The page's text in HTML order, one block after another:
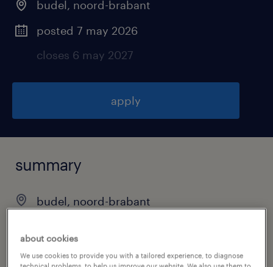
budel, noord-brabant
posted 7 may 2026
closes 6 may 2027
apply
summary
budel, noord-brabant
temp to perm
about cookies
We use cookies to provide you with a tailored experience, to diagnose